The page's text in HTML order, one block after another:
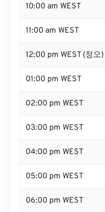
10:00 am WEST
11:00 am WEST
12:00 pm WEST (정오)
01:00 pm WEST
02:00 pm WEST
03:00 pm WEST
04:00 pm WEST
05:00 pm WEST
06:00 pm WEST